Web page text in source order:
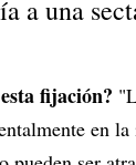
a una
fijación?
en